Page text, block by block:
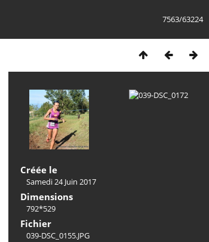
7563/63224
Créée le
Samedi 24 Juin 2017
Dimensions
792*529
Fichier
039-DSC_0155.JPG